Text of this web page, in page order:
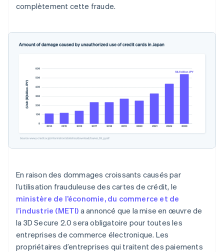
complètement cette fraude.
En raison des dommages croissants causés par
l’utilisation frauduleuse des cartes de crédit, le
ministère de l’économie, du commerce et de
l’industrie (METI) a annoncé que la mise en œuvre de
la 3D Secure 2.0 sera obligatoire pour toutes les
entreprises de commerce électronique. Les
propriétaires d’entreprises qui traitent des paiements